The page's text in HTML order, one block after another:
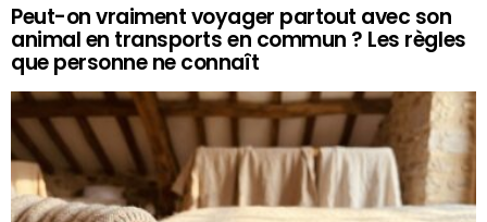
Peut-on vraiment voyager partout avec son
animal en transports en commun ? Les règles
que personne ne connaît